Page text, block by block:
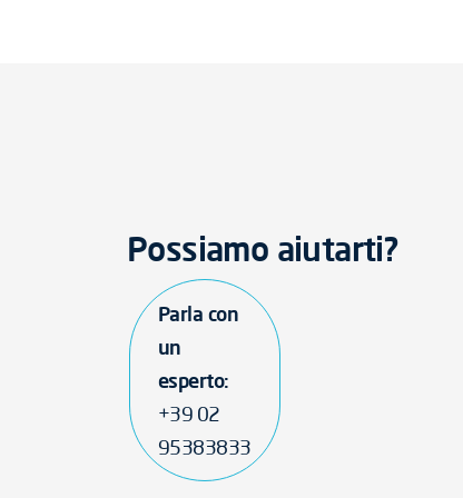
Possiamo aiutarti?
Parla con
un
esperto:
+39 02
95383833